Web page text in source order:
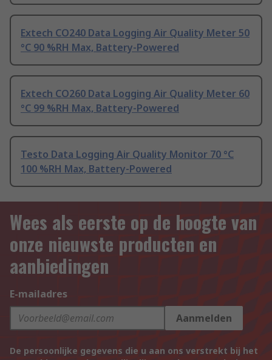
Extech CO240 Data Logging Air Quality Meter 50
°C 90 %RH Max, Battery-Powered
Extech CO260 Data Logging Air Quality Meter 60
°C 99 %RH Max, Battery-Powered
Testo Data Logging Air Quality Monitor 70 °C
100 %RH Max, Battery-Powered
Wees als eerste op de hoogte van
onze nieuwste producten en
aanbiedingen
E-mailadres
Aanmelden
De persoonlijke gegevens die u aan ons verstrekt bij het